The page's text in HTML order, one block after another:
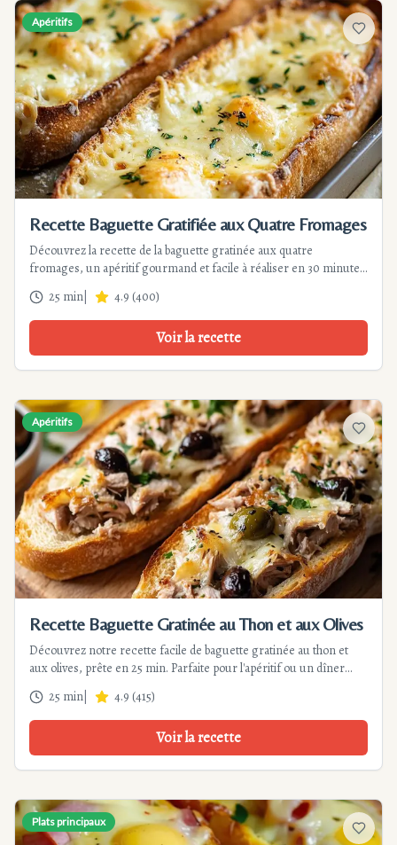
Apéritifs
Recette Baguette Gratifiée aux Quatre Fromages
Découvrez la recette de la baguette gratinée aux quatre
fromages, un apéritif gourmand et facile à réaliser en 30 minutes.
Parfaite pour les amateurs de fromage !
25 min 4.9 (400)
Voir la recette
Apéritifs
Recette Baguette Gratinée au Thon et aux Olives
Découvrez notre recette facile de baguette gratinée au thon et
aux olives, prête en 25 min. Parfaite pour l'apéritif ou un dîner
léger, cette recette méditerranéenne plaira à toute la famille.
25 min 4.9 (415)
Voir la recette
Plats principaux